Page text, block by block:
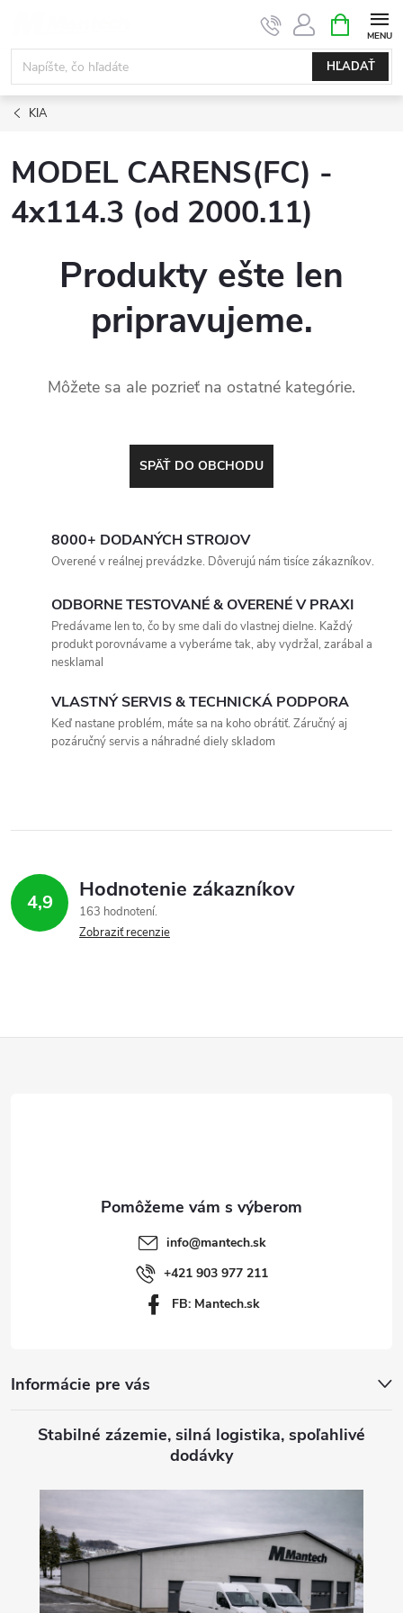
obsah
HĽADAŤ
KOŠÍK
KIA
MODEL CARENS(FC) -
4x114.3 (od 2000.11)
Produkty ešte len
pripravujeme.
Môžete sa ale pozrieť na ostatné kategórie.
SPÄŤ DO OBCHODU
8000+ DODANÝCH STROJOV
Overené v reálnej prevádzke. Dôverujú nám tisíce zákazníkov.
ODBORNE TESTOVANÉ & OVERENÉ V PRAXI
Predávame len to, čo by sme dali do vlastnej dielne. Každý
produkt porovnávame a vyberáme tak, aby vydržal, zarábal a
nesklamal
VLASTNÝ SERVIS & TECHNICKÁ PODPORA
Keď nastane problém, máte sa na koho obrátiť. Záručný aj
pozáručný servis a náhradné diely skladom
4,9 Hodnotenie zákazníkov
163 hodnotení
Zobraziť recenzie
info@mantech.sk
+421 903 977 211
FB: Mantech.sk
Informácie pre vás
Stabilné zázemie, silná logistika, spoľahlivé
dodávky